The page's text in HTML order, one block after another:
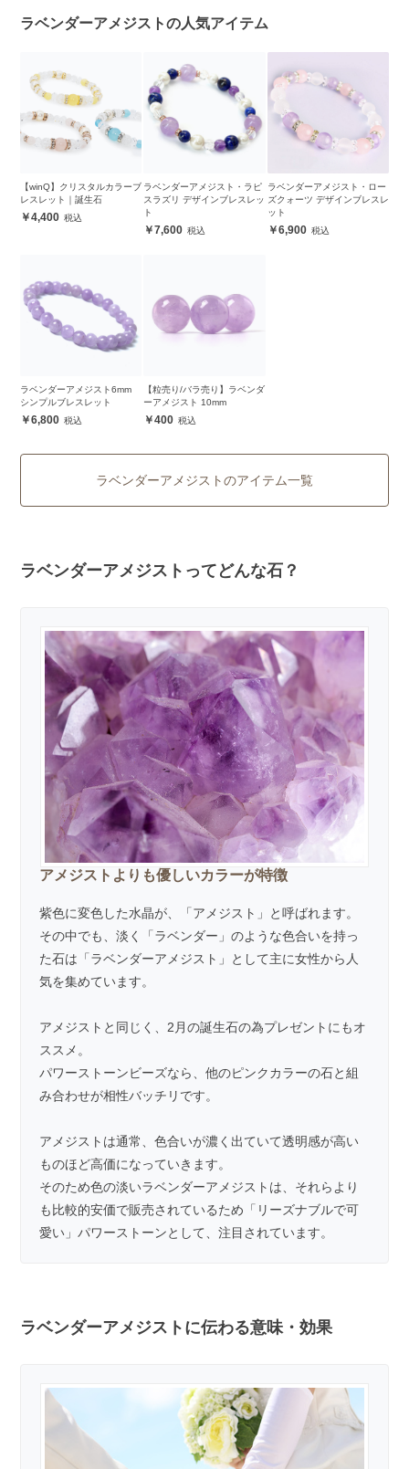
ラベンダーアメジストの人気アイテム
【winQ】クリスタルカラーブ
レスレット｜誕生石
4,400
ラベンダーアメジスト・ラピ
スラズリ デザインブレスレッ
ト
7,600
ラベンダーアメジスト・ロー
ズクォーツ デザインブレスレ
ット
6,900
ラベンダーアメジスト6mm
シンプルブレスレット
6,800
【粒売り/バラ売り】ラベンダ
ーアメジスト 10mm
400
ラベンダーアメジストのアイテム一覧
ラベンダーアメジストってどんな石？
アメジストよりも優しいカラーが特徴
紫色に変色した水晶が、「アメジスト 」と呼ばれます。
その中でも、淡く「ラベンダー」のような色合いを持っ
た石は「ラベンダーアメジスト」として主に女性から人
気を集めています。
アメジストと同じく、2月の誕生石の為プレゼントにもオ
ススメ。
パワーストーンビーズなら、他のピンクカラーの石と組
み合わせが相性バッチリです。
アメジストは通常、色合いが濃く出ていて透明感が高い
ものほど高価になっていきます。
そのため色の淡いラベンダーアメジストは、それらより
も比較的安価で販売されているため「リーズナブルで可
愛い」パワーストーンとして、注目されています。
ラベンダーアメジストに伝わる意味・効果